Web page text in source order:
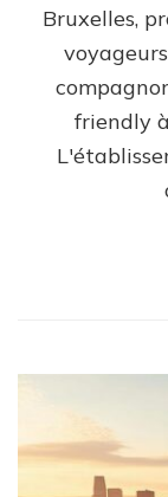
Bruxelles,
friendly